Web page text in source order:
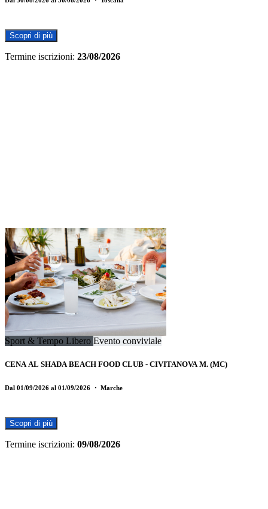
Scopri di più
Termine iscrizioni: 23/08/2026
Sport & Tempo Libero Evento conviviale
CENA AL SHADA BEACH FOOD CLUB - CIVITANOVA M. (MC)
Dal 01/09/2026 al 01/09/2026 ・ Marche
Scopri di più
Termine iscrizioni: 09/08/2026